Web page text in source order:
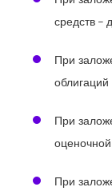
средств –
При
При
При